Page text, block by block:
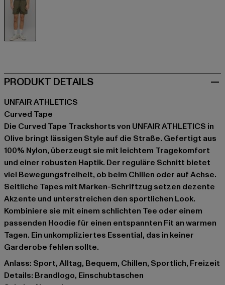
PRODUKT DETAILS
UNFAIR ATHLETICS
Curved Tape
Die Curved Tape Trackshorts von UNFAIR ATHLETICS in
Olive bringt lässigen Style auf die Straße. Gefertigt aus
100% Nylon, überzeugt sie mit leichtem Tragekomfort
und einer robusten Haptik. Der reguläre Schnitt bietet
viel Bewegungsfreiheit, ob beim Chillen oder auf Achse.
Seitliche Tapes mit Marken-Schriftzug setzen dezente
Akzente und unterstreichen den sportlichen Look.
Kombiniere sie mit einem schlichten Tee oder einem
passenden Hoodie für einen entspannten Fit an warmen
Tagen. Ein unkompliziertes Essential, das in keiner
Garderobe fehlen sollte.
Anlass: Sport, Alltag, Bequem, Chillen, Sportlich, Freizeit
Details: Brandlogo, Einschubtaschen